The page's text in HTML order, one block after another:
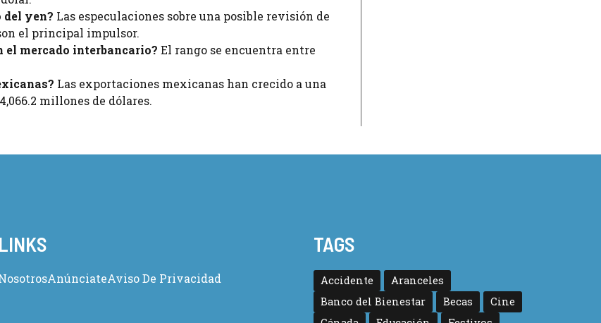
yen? Las especulaciones sobre una posible revisión de
el principal impulsor.
el mercado interbancario? El rango se encuentra entre
Las exportaciones mexicanas han crecido a una
millones de dólares.
LINKS
AnúnciateAviso De Privacidad
TAGS
Accidente
Aranceles
Banco del Bienestar
Becas
Cine